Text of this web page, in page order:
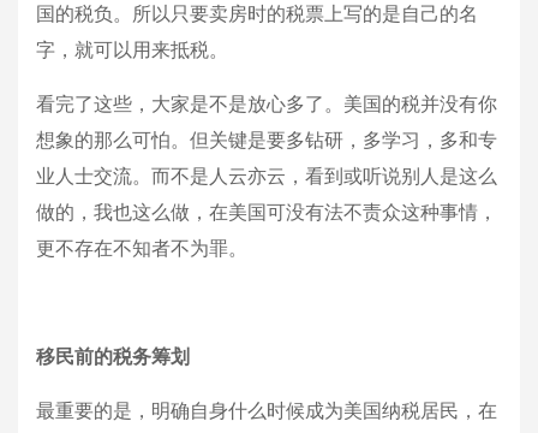
国的税负。所以只要卖房时的税票上写的是自己的名
字，就可以用来抵税。
看完了这些，大家是不是放心多了。美国的税并没有你
想象的那么可怕。但关键是要多钻研，多学习，多和专
业人士交流。而不是人云亦云，看到或听说别人是这么
做的，我也这么做，在美国可没有法不责众这种事情，
更不存在不知者不为罪。
移民前的税务筹划
最重要的是，明确自身什么时候成为美国纳税居民，在